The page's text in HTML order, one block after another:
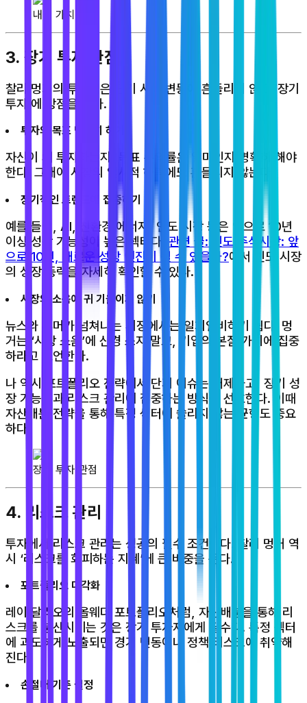
내재 가치 평가
3. 장기 투자 관점
찰리 멍거의 투자법은 단기 시장 변동에 흔들리지 않고 ‘장기
투자’에 방점을 둔다.
투자의 목표 명확히 하기
자신이 왜 투자하는지, 목표 수익률은 얼마인지 명확히 해야
한다. 그래야 시장의 일시적 하락에도 흔들리지 않는다.
장기적인 트렌드에 집중하기
예를 들어, AI, 친환경 에너지, 인도 시장 등은 앞으로 10년
이상 성장 가능성이 높은 섹터다. 관련 글: 인도 주식시장: 앞
으로 10년, 새로운 성장 엔진이 될 수 있을까?에서 인도 시장
의 성장 동력을 자세히 확인할 수 있다.
시장의 소음에 귀 기울이지 않기
뉴스와 루머가 넘쳐나는 시장에서는 일희일비하기 쉽다. 멍
거는 ‘시장 소음’에 신경 쓰지 말고, 기업의 본질 가치에 집중
하라고 조언한다.
나 역시 포트폴리오 전략에서 단기 이슈는 배제하고, 장기 성
장 가능성과 리스크 관리에 집중하는 방식을 선호한다. 이때
자산배분 전략을 통해 특정 섹터에 쏠리지 않는 균형도 중요
하다.
장기 투자 관점
4. 리스크 관리
투자에서 리스크 관리는 성공의 필수 조건이다. 찰리 멍거 역
시 ‘리스크를 회피하는 지혜’에 큰 비중을 둔다.
포트폴리오 다각화
레이 달리오의 올웨더 포트폴리오처럼, 자산배분을 통해 리
스크를 분산시키는 것은 장기 투자자에게 필수다. 특정 섹터
에 과도하게 노출되면 경기 변동이나 정책 리스크에 취약해
진다.
손절매 기준 설정